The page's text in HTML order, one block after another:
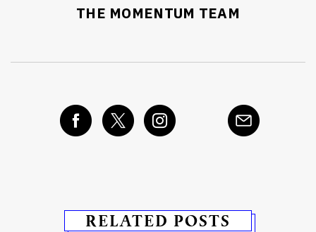
THE MOMENTUM TEAM
RELATED POSTS